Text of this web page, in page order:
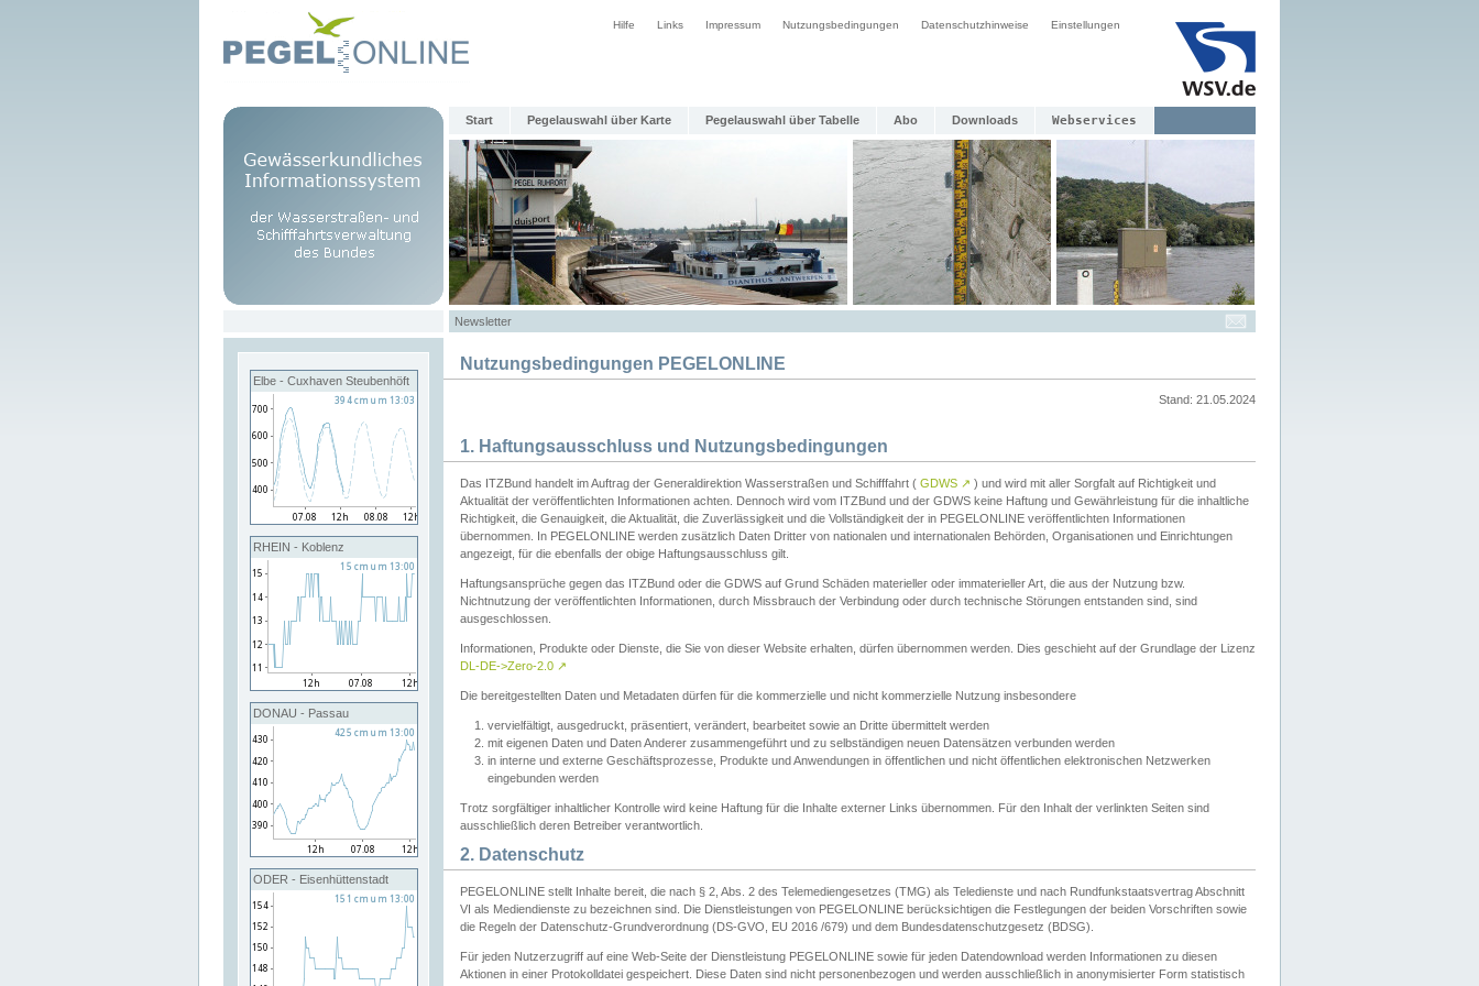
Hilfe Links Impressum Nutzungsbedingungen Datenschutzhinweise Einstellungen
Start Pegelauswahl über Karte Pegelauswahl über Tabelle Abo Downloads Webservices
Newsletter
Elbe - Cuxhaven Steubenhöft
RHEIN - Koblenz
DONAU - Passau
ODER - Eisenhüttenstadt
Nutzungsbedingungen PEGELONLINE
Stand: 21.05.2024
1. Haftungsausschluss und Nutzungsbedingungen
Das ITZBund handelt im Auftrag der Generaldirektion Wasserstraßen und Schifffahrt ( GDWS ↗ ) und wird mit aller Sorgfalt auf Richtigkeit und
Aktualität der veröffentlichten Informationen achten. Dennoch wird vom ITZBund und der GDWS keine Haftung und Gewährleistung für die inhaltliche
Richtigkeit, die Genauigkeit, die Aktualität, die Zuverlässigkeit und die Vollständigkeit der in PEGELONLINE veröffentlichten Informationen
übernommen. In PEGELONLINE werden zusätzlich Daten Dritter von nationalen und internationalen Behörden, Organisationen und Einrichtungen
angezeigt, für die ebenfalls der obige Haftungsausschluss gilt.
Haftungsansprüche gegen das ITZBund oder die GDWS auf Grund Schäden materieller oder immaterieller Art, die aus der Nutzung bzw.
Nichtnutzung der veröffentlichten Informationen, durch Missbrauch der Verbindung oder durch technische Störungen entstanden sind, sind
ausgeschlossen.
Informationen, Produkte oder Dienste, die Sie von dieser Website erhalten, dürfen übernommen werden. Dies geschieht auf der Grundlage der Lizenz
DL-DE->Zero-2.0 ↗
Die bereitgestellten Daten und Metadaten dürfen für die kommerzielle und nicht kommerzielle Nutzung insbesondere
vervielfältigt, ausgedruckt, präsentiert, verändert, bearbeitet sowie an Dritte übermittelt werden
mit eigenen Daten und Daten Anderer zusammengeführt und zu selbständigen neuen Datensätzen verbunden werden
in interne und externe Geschäftsprozesse, Produkte und Anwendungen in öffentlichen und nicht öffentlichen elektronischen Netzwerken
eingebunden werden
Trotz sorgfältiger inhaltlicher Kontrolle wird keine Haftung für die Inhalte externer Links übernommen. Für den Inhalt der verlinkten Seiten sind
ausschließlich deren Betreiber verantwortlich.
2. Datenschutz
PEGELONLINE stellt Inhalte bereit, die nach § 2, Abs. 2 des Telemediengesetzes (TMG) als Teledienste und nach Rundfunkstaatsvertrag Abschnitt
VI als Mediendienste zu bezeichnen sind. Die Dienstleistungen von PEGELONLINE berücksichtigen die Festlegungen der beiden Vorschriften sowie
die Regeln der Datenschutz-Grundverordnung (DS-GVO, EU 2016 /679) und dem Bundesdatenschutzgesetz (BDSG).
Für jeden Nutzerzugriff auf eine Web-Seite der Dienstleistung PEGELONLINE sowie für jeden Datendownload werden Informationen zu diesen
Aktionen in einer Protokolldatei gespeichert. Diese Daten sind nicht personenbezogen und werden ausschließlich in anonymisierter Form statistisch